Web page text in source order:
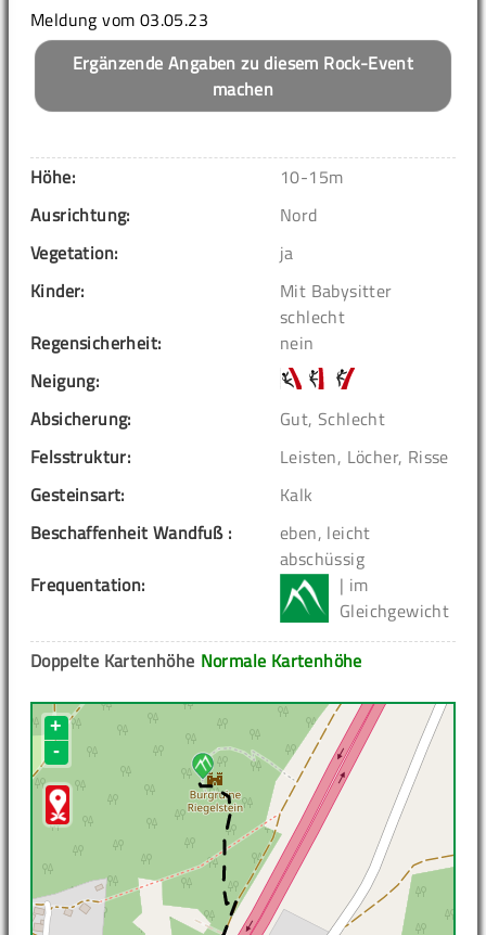
Meldung vom 03.05.23
Ergänzende Angaben zu diesem Rock-Event
machen
Höhe:
10-15m
Ausrichtung:
Nord
Vegetation:
ja
Kinder:
Mit Babysitter
schlecht
Regensicherheit:
nein
Neigung:
Absicherung:
Gut, Schlecht
Felsstruktur:
Leisten, Löcher, Risse
Gesteinsart:
Kalk
Beschaffenheit Wandfuß :
eben, leicht
abschüssig
Frequentation:
| im
Gleichgewicht
Normale Kartenhöhe
Doppelte Kartenhöhe
+
-